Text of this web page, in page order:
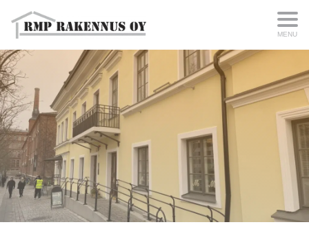
MENU